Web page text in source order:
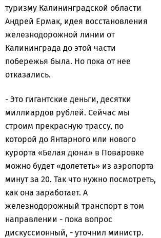
туризму Калининградской области
Андрей Ермак, идея восстановления
железнодорожной линии от
Калининграда до этой части
побережья была. Но пока от нее
отказались.
- Это гигантские деньги, десятки
миллиардов рублей. Сейчас мы
строим прекрасную трассу, по
которой до Янтарного или нового
курорта «Белая дюна» в Поваровке
можно будет «долететь» из аэропорта
минут за 20. Так что нужно посмотреть,
как она заработает. А
железнодорожный транспорт в том
направлении - пока вопрос
дискуссионный, - уточнил министр.